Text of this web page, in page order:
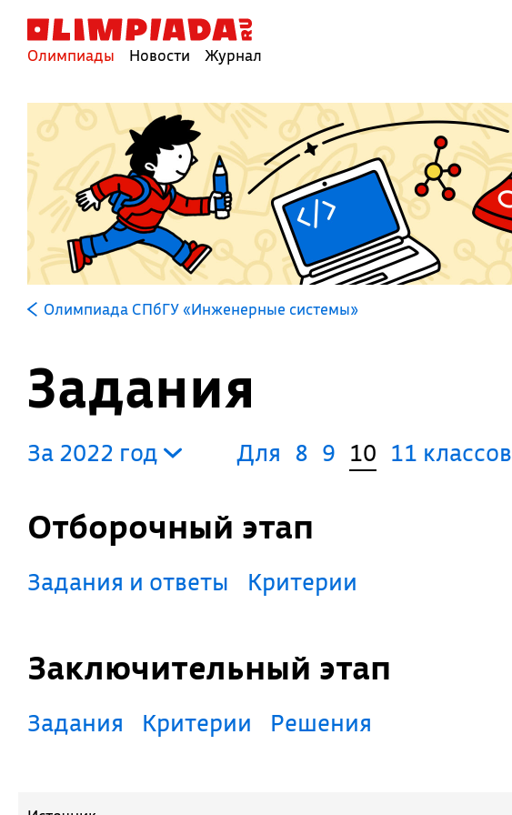
Олимпиады Новости Журнал
Олимпиада СПбГУ «Инженерные системы»
Задания
За 2022 год Для 8 9 10 11 классов
Отборочный этап
Задания и ответы Критерии
Заключительный этап
Задания Критерии Решения